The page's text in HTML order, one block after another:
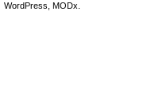
WordPress, MODx.